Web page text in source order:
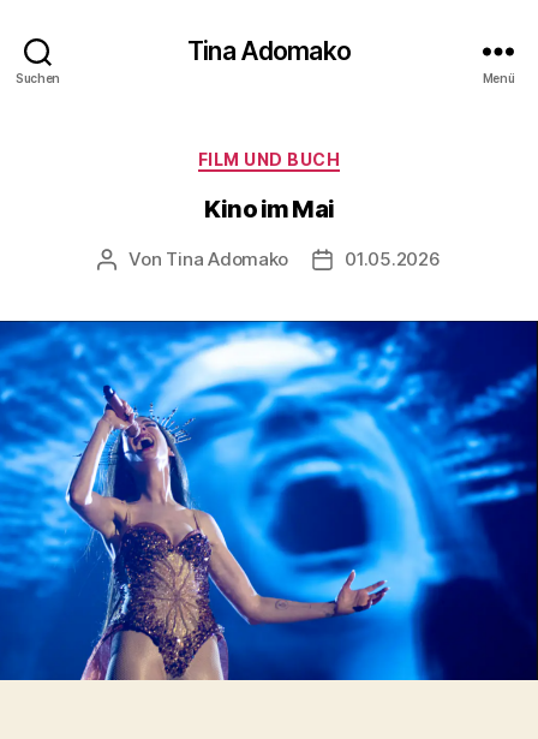
Suchen
Tina Adomako
Menü
Kategorien
FILM UND BUCH
Kino im Mai
Beitragsautor
Von Tina Adomako Veröffentlichungsdatum
01.05.2026